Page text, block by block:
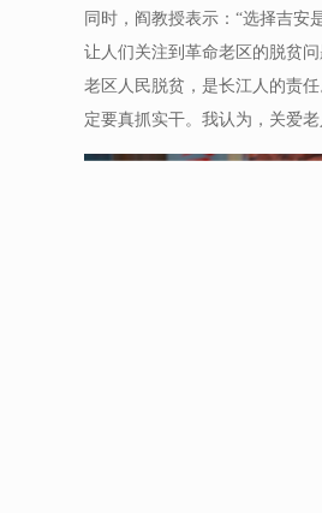
同时，阎教授表示：“选择吉安
让人们关注到革命老区的脱贫
老区人民脱贫，是长江人的责
定要真抓实干。我认为，关爱